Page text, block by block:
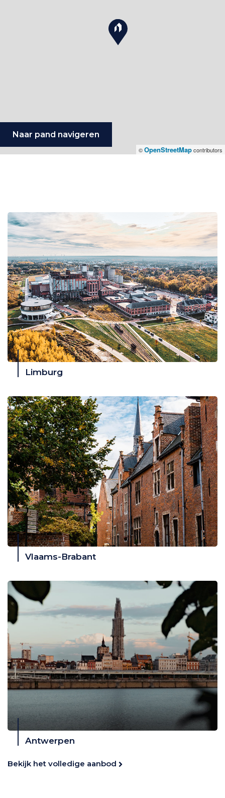
©OpenStreetMapcontributors
Naar pand navigeren
Limburg
Vlaams-Brabant
Antwerpen
Bekijk het volledige aanbod